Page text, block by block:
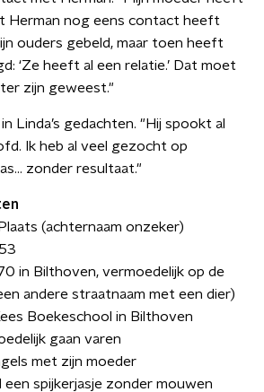
Herman nog eens contact heeft
ouders gebeld, maar toen heeft
‘Ze heeft al een relatie.’ Dat moet
zijn geweest."
Linda’s gedachten. "Hij spookt al
Ik heb al veel gezocht op
zonder resultaat."
(achternaam onzeker)
in Bilthoven, vermoedelijk op de
andere straatnaam met een dier)
Boekeschool in Bilthoven
gaan varen
met zijn moeder
spijkerjasje zonder mouwen